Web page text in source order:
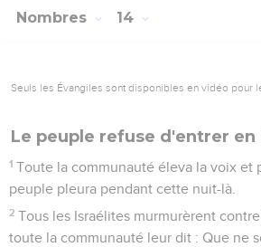
Nombres 14
Seuls les Évangiles sont disponibles en vidéo pour
Le peuple refuse d'entrer en
1 Toute la communauté éleva la voix et
peuple pleura pendant cette nuit-là.
2 Tous les Israélites murmurèrent
toute la communauté leur dit : Que ne